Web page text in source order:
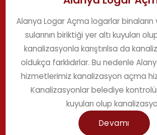
Alanya Logar Açma logarlar binaların
sularının biriktiği yer altı kuyuları
kanalizasyonla karıştırılsa da
oldukça farklıdırlar. Bu nedenle
hizmetlerimiz kanalizasyon açma
Kanalizasyonlar belediye
kuyuları olup kanalizasyo...
Devamı